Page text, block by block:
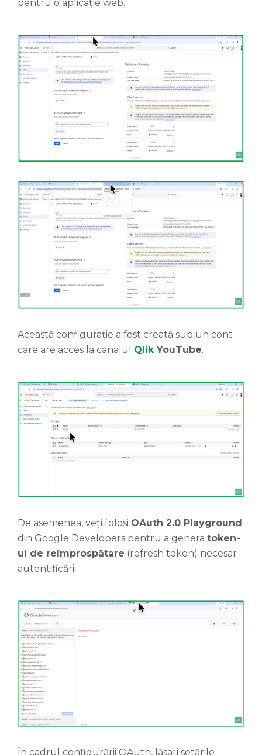
pentru o aplicație web.
Această configurație a fost creată sub un cont
care are acces la canalul Qlik YouTube.
De asemenea, veți folosi OAuth 2.0 Playground
din Google Developers pentru a genera token-
ul de reîmprospătare (refresh token) necesar
autentificării.
În cadrul configurării OAuth, lăsați setările